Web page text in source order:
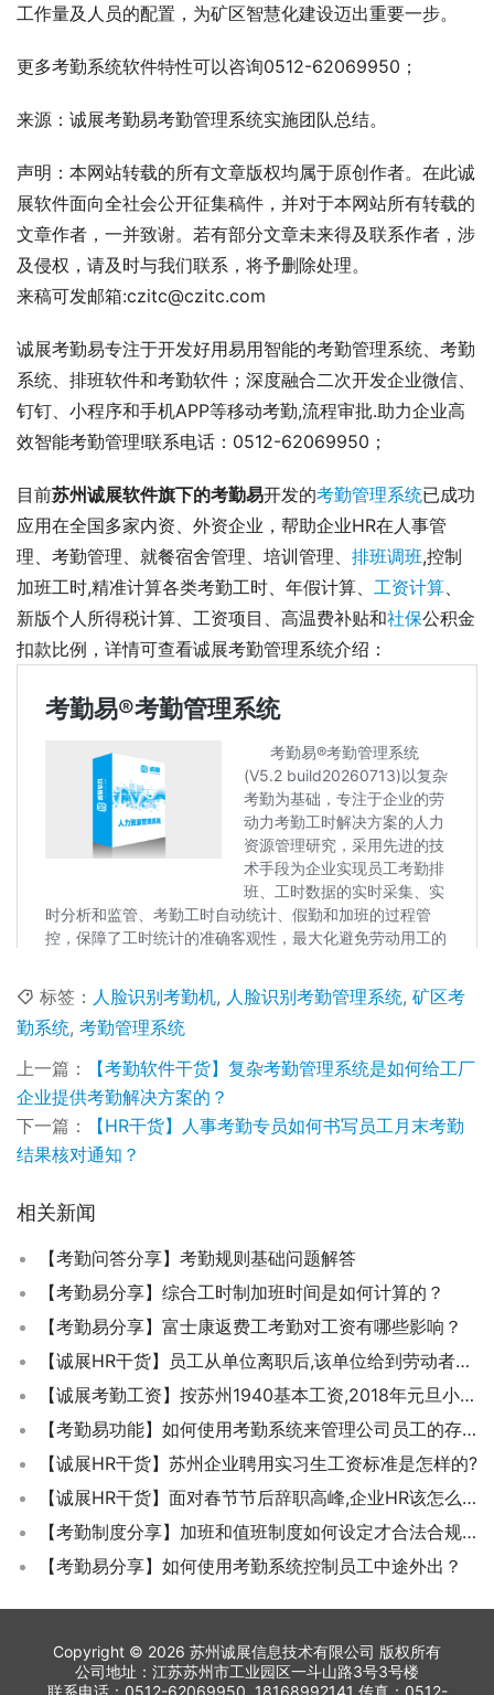
工作量及人员的配置，为矿区智慧化建设迈出重要一步。
更多考勤系统软件特性可以咨询0512-62069950；
来源：诚展考勤易考勤管理系统实施团队总结。
声明：本网站转载的所有文章版权均属于原创作者。在此诚
展软件面向全社会公开征集稿件，并对于本网站所有转载的
文章作者，一并致谢。若有部分文章未来得及联系作者，涉
及侵权，请及时与我们联系，将予删除处理。
来稿可发邮箱:czitc@czitc.com
诚展考勤易专注于开发好用易用智能的考勤管理系统、考勤
系统、排班软件和考勤软件；深度融合二次开发企业微信、
钉钉、小程序和手机APP等移动考勤,流程审批.助力企业高
效智能考勤管理!联系电话：0512-62069950；
目前苏州诚展软件旗下的考勤易开发的考勤管理系统已成功
应用在全国多家内资、外资企业，帮助企业HR在人事管
理、考勤管理、就餐宿舍管理、培训管理、 排班调班,控制
加班工时,精准计算各类考勤工时、年假计算、 工资计算
新版个人所得税计算、工资项目、高温费补贴和社保公积金
扣款比例，详情可查看诚展考勤管理系统介绍：
标签： 人脸识别考勤机, 人脸识别考勤管理系统, 矿区考
勤系统, 考勤管理系统
上一篇：
【考勤软件干货】复杂考勤管理系统是如何给工厂
企业提供考勤解决方案的？
下一篇：
【HR干货】人事考勤专员如何书写员工月末考勤
结果核对通知？
相关新闻
【考勤问答分享】考勤规则基础问题解答
【考勤易分享】综合工时制加班时间是如何计算的？
【考勤易分享】富士康返费工考勤对工资有哪些影响？
【诚展HR干货】员工从单位离职后,该单位给到劳动者的离职材料都有什么？离职证明？社保转移单？
【诚展考勤工资】按苏州1940基本工资,2018年元旦小长假上班,加班费该怎么算？
【考勤易功能】如何使用考勤系统来管理公司员工的存休和调休？
【诚展HR干货】苏州企业聘用实习生工资标准是怎样的?
【诚展HR干货】面对春节节后辞职高峰,企业HR该怎么快速和有效应对？
【考勤制度分享】加班和值班制度如何设定才合法合规？
【考勤易分享】如何使用考勤系统控制员工中途外出？
Copyright © 2026 苏州诚展信息技术有限公司 版权所有
公司地址：江苏苏州市工业园区一斗山路3号3号楼
联系电话：0512-62069950 18168992141 传真：0512-